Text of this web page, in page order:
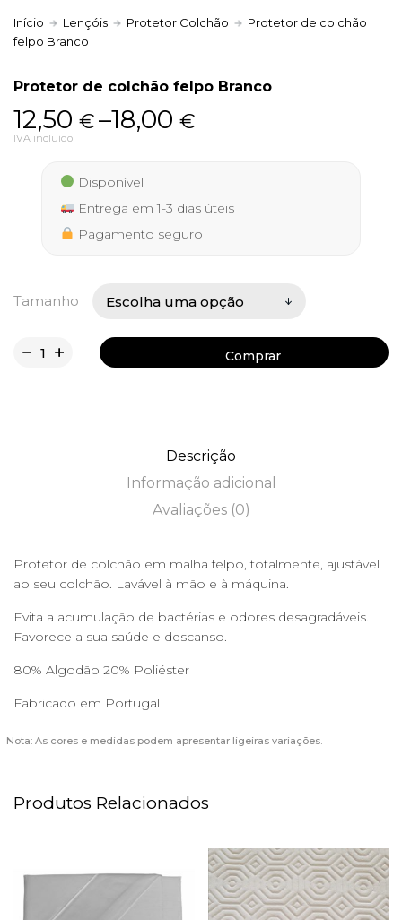
Início Lençóis Protetor Colchão
Protetor de colchão
felpo Branco
Protetor de colchão felpo Branco
12,50 €–18,00€
Price
range:
12,50 €
through
18,00 €
IVA incluído
Disponível
Entrega em 1-3 dias úteis
Pagamento seguro
Tamanho
Comprar
Descrição
Informação adicional
Avaliações (0)
Protetor de colchão em malha felpo, totalmente, ajustável
ao seu colchão. Lavável à mão e à máquina.
Evita a acumulação de bactérias e odores desagradáveis.
Favorece a sua saúde e descanso.
80% Algodão 20% Poliéster
Fabricado em Portugal
Nota: As cores e medidas podem apresentar ligeiras variações.
Produtos Relacionados